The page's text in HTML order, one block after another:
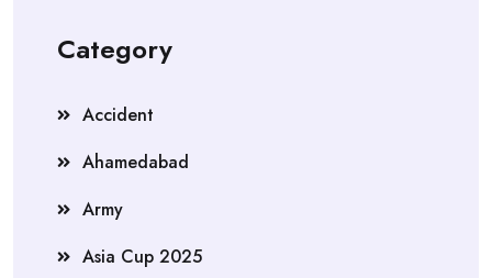
Category
Accident
Ahamedabad
Army
Asia Cup 2025